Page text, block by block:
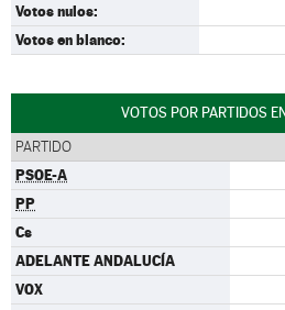
Votos nulos:
Votos en blanco:
VOTOS POR PARTIDOS
PARTIDO
PSOE-A
PP
Cs
ADELANTE ANDALUCÍA
VOX